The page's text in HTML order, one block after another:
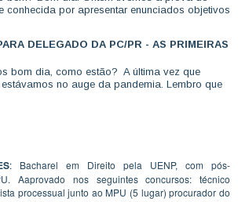
conhecida por apresentar enunciados objetivos
DELEGADO DA PC/PR - AS PRIMEIRAS
bom dia, como estão? A última vez que
no auge da pandemia. Lembro que
: Bacharel em Direito pela UENP, com pós-
Aaprovado nos seguintes concursos: técnico
processual junto ao MPU (5 lugar) procurador do